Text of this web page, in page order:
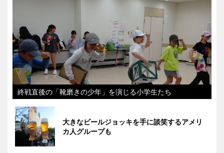
終戦直後の「靴磨きの少年」を演じる小学生たち
大きなビールジョッキを手に談笑するアメリ
カ人グループも